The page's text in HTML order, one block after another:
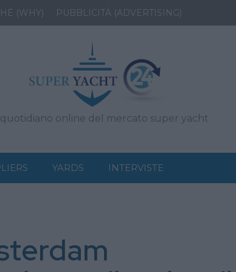
(WHY) PUBBLICITÀ (ADVERTISING)
online del mercato super yacht
YARDS INTERVISTE